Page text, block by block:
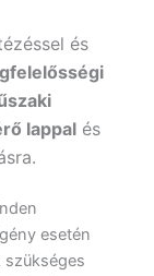
és
lappal és
esetén
szükséges